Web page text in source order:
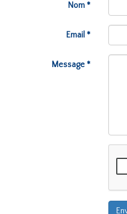
Nom *
Email *
Message *